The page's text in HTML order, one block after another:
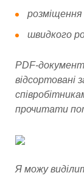
розміщення
швидкого
PDF-
відсортовані
прочитати
Я можу